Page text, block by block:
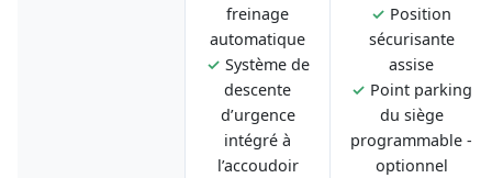
freinage
automatique
✓ Système de
descente
d’urgence
intégré à
l’accoudoir
✓ Position
sécurisante
assise
✓ Point parking
du siège
programmable -
optionnel